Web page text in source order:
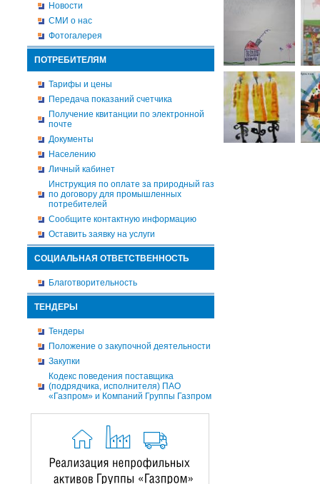
Новости
СМИ о нас
Фотогалерея
ПОТРЕБИТЕЛЯМ
Тарифы и цены
Передача показаний счетчика
Получение квитанции по электронной
почте
Документы
Населению
Личный кабинет
Инструкция по оплате за природный газ
по договору для промышленных
потребителей
Сообщите контактную информацию
Оставить заявку на услуги
СОЦИАЛЬНАЯ ОТВЕТСТВЕННОСТЬ
Благотворительность
ТЕНДЕРЫ
Тендеры
Положение о закупочной деятельности
Закупки
Кодекс поведения поставщика
(подрядчика, исполнителя) ПАО
«Газпром» и Компаний Группы Газпром